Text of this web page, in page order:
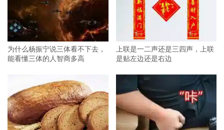
为什么杨振宁说三体看不下去，
能看懂三体的人智商多高
上联是一二声还是三四声，上联
是贴左边还是右边